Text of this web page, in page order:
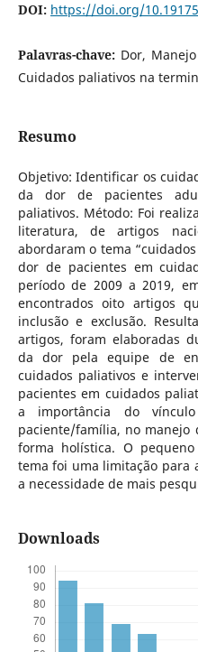
DOI: https://doi.org/
Palavras-chave: Dor,
Cuidados paliativos na
Resumo
Objetivo: Identificar os
da dor de pacientes
paliativos. Método: Foi
literatura, de artigos
abordaram o tema
dor de pacientes em
período de 2009 a 2019,
encontrados oito artigos
inclusão e exclusão.
artigos, foram elaboradas
da dor pela equipe de
cuidados paliativos e
pacientes em cuidados
a importância do
paciente/família, no manejo
forma holística. O
tema foi uma limitação para
a necessidade de mais
Downloads